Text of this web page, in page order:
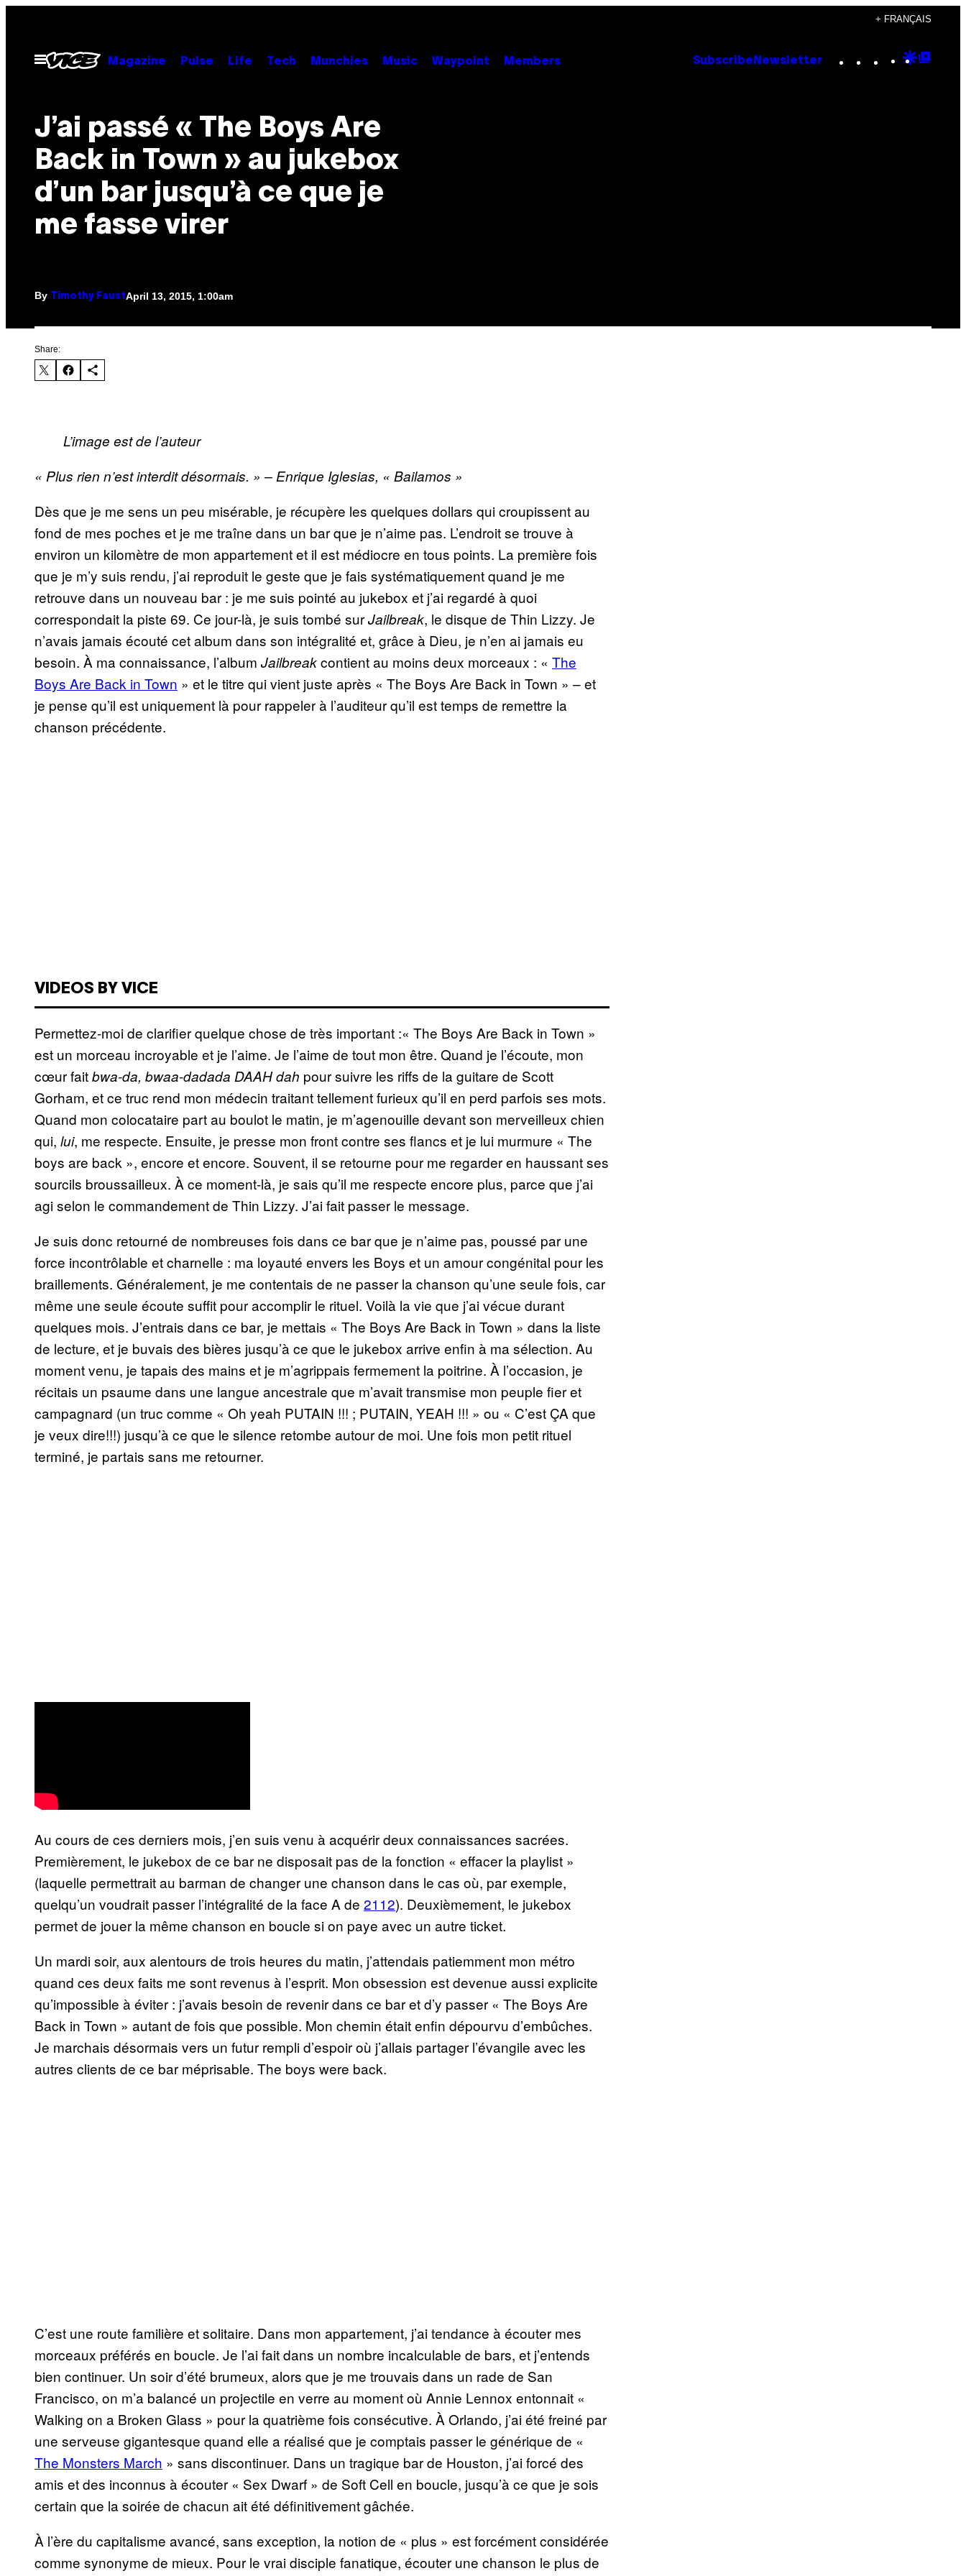
content
+ FRANÇAIS
Open
Menu
Magazine Pulse Life Tech Munchies Music Waypoint Members Subscribe Newsletter Instagram
TikTok
YouTube
Google
J’ai passé « The Boys Are
Back in Town » au jukebox
d’un bar jusqu’à ce que je
me fasse virer
By Timothy FaustApril 13, 2015, 1:00am
Share:
L’image est de l’auteur
« Plus rien n’est interdit désormais. » – Enrique Iglesias, « Bailamos »
Dès que je me sens un peu misérable, je récupère les quelques dollars qui croupissent au
fond de mes poches et je me traîne dans un bar que je n’aime pas. L’endroit se trouve à
environ un kilomètre de mon appartement et il est médiocre en tous points. La première fois
que je m’y suis rendu, j’ai reproduit le geste que je fais systématiquement quand je me
retrouve dans un nouveau bar : je me suis pointé au jukebox et j’ai regardé à quoi
correspondait la piste 69. Ce jour-là, je suis tombé surJailbreak, le disque de Thin Lizzy. Je
n’avais jamais écouté cet album dans son intégralité et, grâce à Dieu, je n’en ai jamais eu
besoin. À ma connaissance, l’album Jailbreakcontient au moins deux morceaux : « The
Boys Are Back in Town » et le titre qui vient juste après « The Boys Are Back in Town » – et
je pense qu’il est uniquement là pour rappeler à l’auditeur qu’il est temps de remettre la
chanson précédente.
VIDEOS BY VICE
Permettez-moi de clarifier quelque chose de très important :« The Boys Are Back in Town »
est un morceau incroyable et je l’aime. Je l’aime de tout mon être. Quand je l’écoute, mon
cœur faitbwa-da, bwaa-dadada DAAH dah pour suivre les riffs de la guitare de Scott
Gorham, et ce truc rend mon médecin traitant tellement furieux qu’il en perd parfois ses mots.
Quand mon colocataire part au boulot le matin, je m’agenouille devant son merveilleux chien
qui, lui, me respecte. Ensuite, je presse mon front contre ses flancs et je lui murmure « The
boys are back », encore et encore. Souvent, il se retourne pour me regarder en haussant ses
sourcils broussailleux. À ce moment-là, je sais qu’il me respecte encore plus, parce que j’ai
agi selon le commandement de Thin Lizzy. J’ai fait passer le message.
Je suis donc retourné de nombreuses fois dans ce bar que je n’aime pas, poussé par une
force incontrôlable et charnelle : ma loyauté envers les Boys et un amour congénital pour les
braillements. Généralement, je me contentais de ne passer la chanson qu’une seule fois, car
même une seule écoute suffit pour accomplir le rituel. Voilà la vie que j’ai vécue durant
quelques mois. J’entrais dans ce bar, je mettais « The Boys Are Back in Town » dans la liste
de lecture, et je buvais des bières jusqu’à ce que le jukebox arrive enfin à ma sélection. Au
moment venu, je tapais des mains et je m’agrippais fermement la poitrine. À l’occasion, je
récitais un psaume dans une langue ancestrale que m’avait transmise mon peuple fier et
campagnard (un truc comme « Oh yeah PUTAIN !!! ; PUTAIN, YEAH !!! » ou « C’est ÇA que
je veux dire!!!) jusqu’à ce que le silence retombe autour de moi. Une fois mon petit rituel
terminé, je partais sans me retourner.
Au cours de ces derniers mois, j’en suis venu à acquérir deux connaissances sacrées.
Premièrement, le jukebox de ce bar ne disposait pas de la fonction « effacer la playlist »
(laquelle permettrait au barman de changer une chanson dans le cas où, par exemple,
quelqu’un voudrait passer l’intégralité de la face A de 2112). Deuxièmement, le jukebox
permet de jouer la même chanson en boucle si on paye avec un autre ticket.
Un mardi soir, aux alentours de trois heures du matin, j’attendais patiemment mon métro
quand ces deux faits me sont revenus à l’esprit. Mon obsession est devenue aussi explicite
qu’impossible à éviter : j’avais besoin de revenir dans ce bar et d’y passer « The Boys Are
Back in Town » autant de fois que possible. Mon chemin était enfin dépourvu d’embûches.
Je marchais désormais vers un futur rempli d’espoir où j’allais partager l’évangile avec les
autres clients de ce bar méprisable. The boys were back.
C’est une route familière et solitaire. Dans mon appartement, j’ai tendance à écouter mes
morceaux préférés en boucle. Je l’ai fait dans un nombre incalculable de bars, et j’entends
bien continuer. Un soir d’été brumeux, alors que je me trouvais dans un rade de San
Francisco, on m’a balancé un projectile en verre au moment où Annie Lennox entonnait «
Walking on a Broken Glass » pour la quatrième fois consécutive. À Orlando, j’ai été freiné par
une serveuse gigantesque quand elle a réalisé que je comptais passer le générique de «
The Monsters March » sans discontinuer. Dans un tragique bar de Houston, j’ai forcé des
amis et des inconnus à écouter « Sex Dwarf » de Soft Cell en boucle, jusqu’à ce que je sois
certain que la soirée de chacun ait été définitivement gâchée.
À l’ère du capitalisme avancé, sans exception, la notion de « plus » est forcément considérée
comme synonyme de mieux. Pour le vrai disciple fanatique, écouter une chanson le plus de